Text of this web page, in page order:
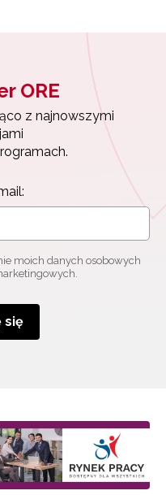
ORE
z najnowszymi
moich danych osobowych
się
z najnowszymi
moich danych